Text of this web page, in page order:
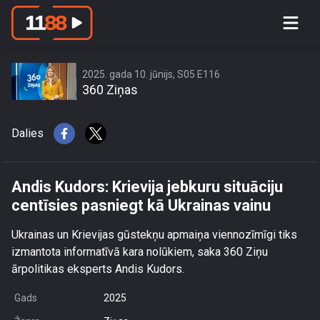
Andis Kudors: Krievija jebkuru
2025. gada 10. jūnijs, S05 E116
360 Ziņas
Dalies
Andis Kudors: Krievija jebkuru situāciju
centīsies pasniegt kā Ukrainas vainu
Ukrainas un Krievijas gūstekņu apmaiņa viennozīmīgi tiks
izmantota informatīvā kara nolūkiem, saka 360 Ziņu
ārpolitikas eksperts Andis Kudors.
Gads 2025